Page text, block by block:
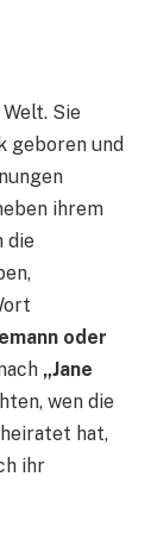
Sie
geboren und
ihrem
die
oder
„Jane
wen die
hat,
ihr